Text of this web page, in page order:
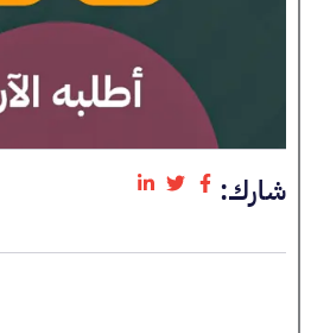
شارك: